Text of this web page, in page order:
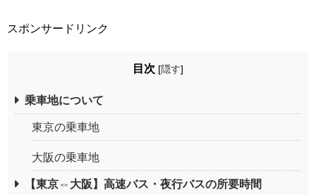
スポンサードリンク
目次 [隠す]
乗車地について
東京の乗車地
大阪の乗車地
【東京⇔大阪】高速バス・夜行バスの所要時間